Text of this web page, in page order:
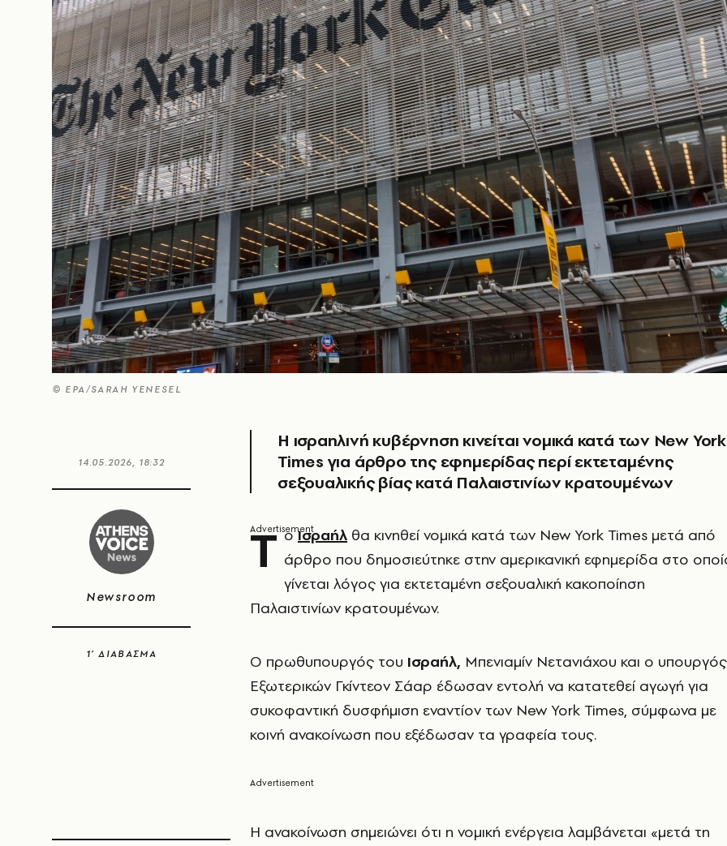
© ΕΡΑ/SARAH YENESEL
14.05.2026, 18:32
Newsroom
1’ ΔΙΑΒΑΣΜΑ
Η ισραηλινή κυβέρνηση κινείται νομικά κατά των New York
Times για άρθρο της εφημερίδας περί εκτεταμένης
σεξουαλικής βίας κατά Παλαιστινίων κρατουμένων
Τ οΙσραήλ θα κινηθεί νομικά κατά των New York Times μετά από
άρθρο που δημοσιεύτηκε στην αμερικανική εφημερίδα στο
γίνεται λόγος για εκτεταμένη σεξουαλική κακοποίηση
Παλαιστινίων κρατουμένων.
Ο πρωθυπουργός του Ισραήλ, Μπενιαμίν Νετανιάχου και ο υπουργός
Εξωτερικών Γκίντεον Σάαρ έδωσαν εντολή να κατατεθεί αγωγή για
συκοφαντική δυσφήμιση εναντίον των New York Times, σύμφωνα με
κοινή ανακοίνωση που εξέδωσαν τα γραφεία τους.
Η ανακοίνωση σημειώνει ότι η νομική ενέργεια λαμβάνεται «μετά τη